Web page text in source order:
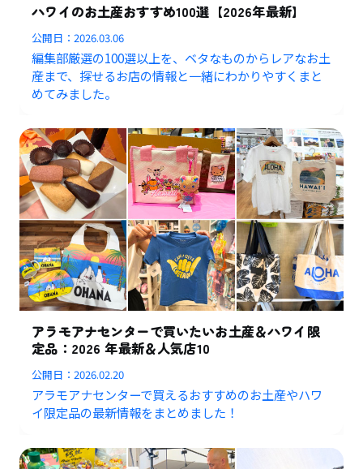
ハワイのお土産おすすめ100選【2026年最新】
公開日：2026.03.06
編集部厳選の100選以上を、ベタなものからレアなお土
産まで、探せるお店の情報と一緒にわかりやすくまと
めてみました。
アラモアナセンターで買いたいお土産＆ハワイ限
定品：2026 年最新＆人気店10
公開日：2026.02.20
アラモアナセンターで買えるおすすめのお土産やハワ
イ限定品の最新情報をまとめました！